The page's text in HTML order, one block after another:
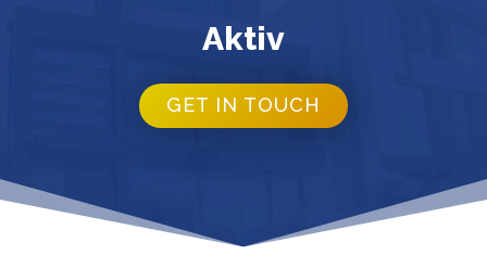
Aktiv
GET IN TOUCH